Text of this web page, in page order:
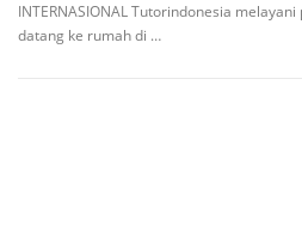
INTERNASIONAL Tutorindonesia
datang ke rumah di …